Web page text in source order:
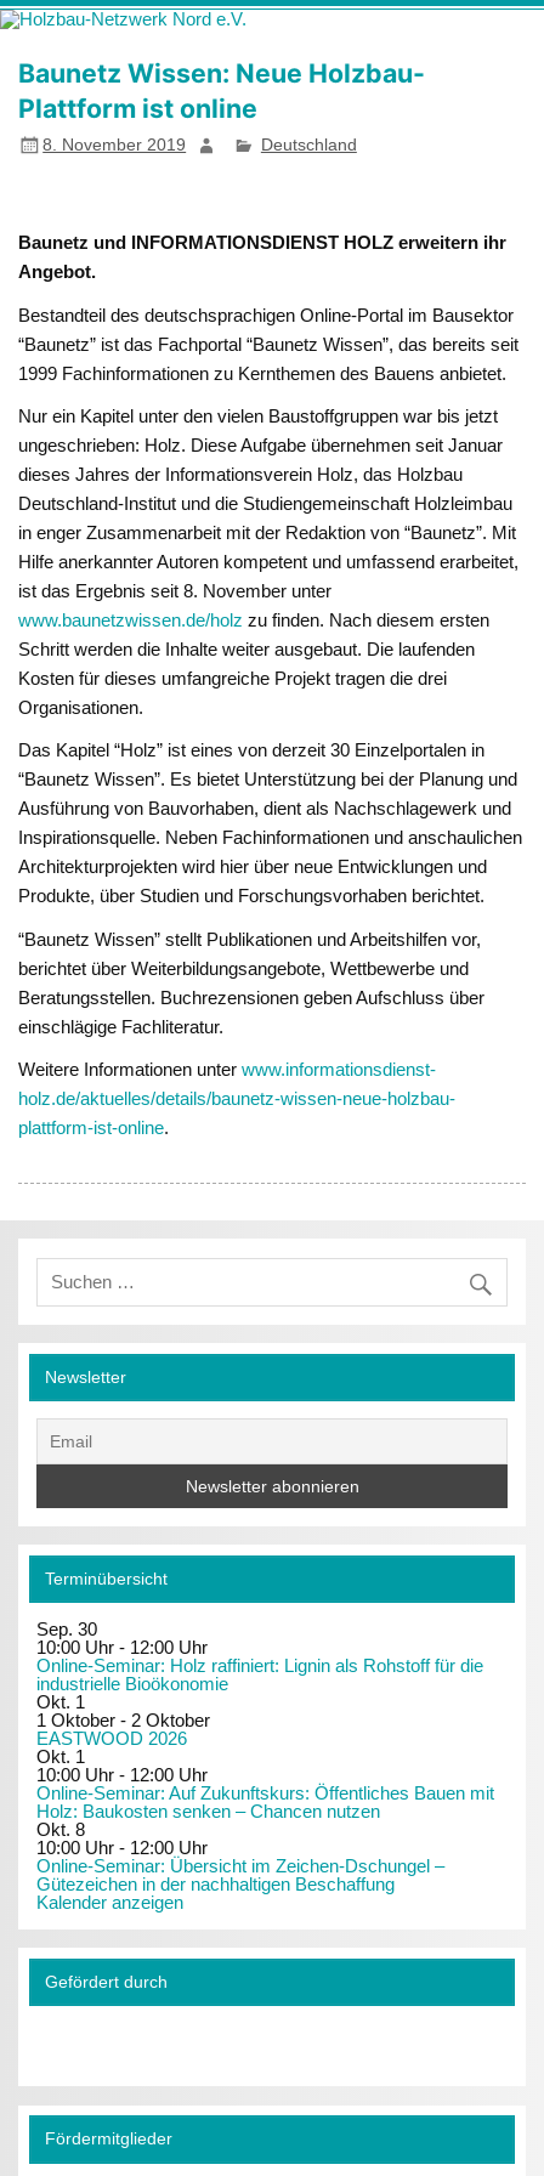
Zum
Inhalt
Holzbau-
Netzwerk Nord
e.V.
Förderung von Bildung im Themenfeld "Holz als klimafreundlicher
Baunetz Wissen: Neue Holzbau-
Plattform ist online
8. November 2019 Deutschland
Baunetz und INFORMATIONSDIENST HOLZ erweitern ihr
Angebot.
Bestandteil des deutschsprachigen Online-Portal im Bausektor
“Baunetz” ist das Fachportal “Baunetz Wissen”, das bereits seit
1999 Fachinformationen zu Kernthemen des Bauens anbietet.
Nur ein Kapitel unter den vielen Baustoffgruppen war bis jetzt
ungeschrieben: Holz. Diese Aufgabe übernehmen seit Januar
dieses Jahres der Informationsverein Holz, das Holzbau
Deutschland-Institut und die Studiengemeinschaft Holzleimbau
in enger Zusammenarbeit mit der Redaktion von “Baunetz”. Mit
Hilfe anerkannter Autoren kompetent und umfassend erarbeitet,
ist das Ergebnis seit 8. November unter
www.baunetzwissen.de/holz zu finden. Nach diesem ersten
Schritt werden die Inhalte weiter ausgebaut. Die laufenden
Kosten für dieses umfangreiche Projekt tragen die drei
Organisationen.
Das Kapitel “Holz” ist eines von derzeit 30 Einzelportalen in
“Baunetz Wissen”. Es bietet Unterstützung bei der Planung und
Ausführung von Bauvorhaben, dient als Nachschlagewerk und
Inspirationsquelle. Neben Fachinformationen und anschaulichen
Architekturprojekten wird hier über neue Entwicklungen und
Produkte, über Studien und Forschungsvorhaben berichtet.
“Baunetz Wissen” stellt Publikationen und Arbeitshilfen vor,
berichtet über Weiterbildungsangebote, Wettbewerbe und
Beratungsstellen. Buchrezensionen geben Aufschluss über
einschlägige Fachliteratur.
Weitere Informationen unterwww.informationsdienst-
holz.de/aktuelles/details/baunetz-wissen-neue-holzbau-
plattform-ist-online.
Newsletter
Terminübersicht
Sep.30
10:00 Uhr - 12:00 Uhr
Online-Seminar: Holz raffiniert: Lignin als Rohstoff für die
industrielle Bioökonomie
Okt. 1
1 Oktober - 2 Oktober
EASTWOOD 2026
Okt. 1
10:00 Uhr - 12:00 Uhr
Online-Seminar: Auf Zukunftskurs: Öffentliches Bauen mit
Holz: Baukosten senken – Chancen nutzen
Okt.8
10:00 Uhr - 12:00 Uhr
Online-Seminar: Übersicht im Zeichen-Dschungel –
Gütezeichen in der nachhaltigen Beschaffung
Kalender anzeigen
Gefördert durch
Fördermitglieder